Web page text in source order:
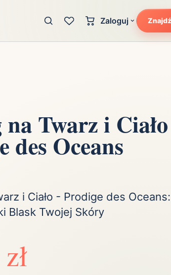
dziecka
Lans i błysk reflektorów
Moc
Zaloguj
Twarz i
des Oceans
i Ciało - Prodige des Oceans:
Blask Twojej Skóry